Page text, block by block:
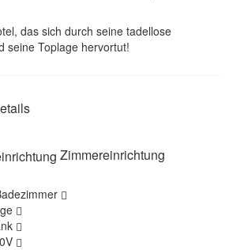
das sich durch seine tadellose
seine Toplage hervortut!
Zimmereinrichtung